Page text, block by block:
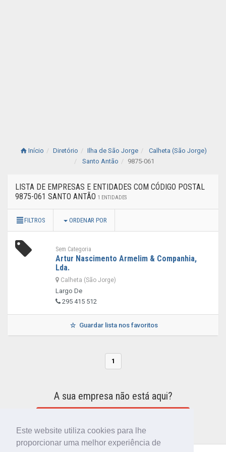
Este website utiliza cookies para lhe
proporcionar uma melhor experiência de
Início Diretório Ilha de São Jorge
Calheta (São Jorge)
Santo Antão
9875-061
LISTA DE EMPRESAS E ENTIDADES COM CÓDIGO POSTAL
9875-061 SANTO ANTÃO 1 ENTIDADES
FILTROS ORDENAR POR
Sem Categoria
Artur Nascimento Armelim & Companhia,
Lda.
Calheta (São Jorge)
Largo De
295 415 512
Guardar lista nos favoritos
1
A sua empresa não está aqui?